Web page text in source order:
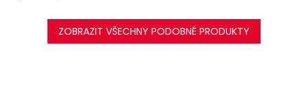
ZOBRAZIT VŠECHNY PODOBNÉ PRODUKTY